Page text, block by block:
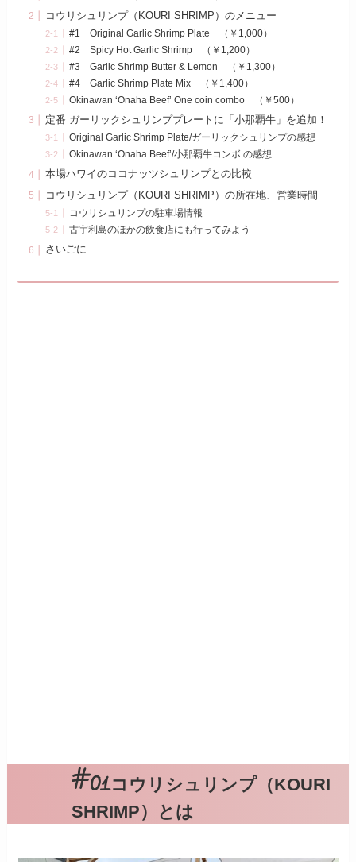
コウリシュリンプ（KOURI SHRIMP）のメニュー
#1 Original Garlic Shrimp Plate （￥1,000）
#2 Spicy Hot Garlic Shrimp （￥1,200）
#3 Garlic Shrimp Butter & Lemon （￥1,300）
#4 Garlic Shrimp Plate Mix （￥1,400）
Okinawan ‘Onaha Beef’ One coin combo （￥500）
定番 ガーリックシュリンププレートに「小那覇牛」を追加！
Original Garlic Shrimp Plate/ガーリックシュリンプの感想
Okinawan ‘Onaha Beef’/小那覇牛コンボ の感想
本場ハワイのココナッツシュリンプとの比較
コウリシュリンプ（KOURI SHRIMP）の所在地、営業時間
コウリシュリンプの駐車場情報
古宇利島のほかの飲食店にも行ってみよう
さいごに
コウリシュリンプ（KOURI
SHRIMP）とは